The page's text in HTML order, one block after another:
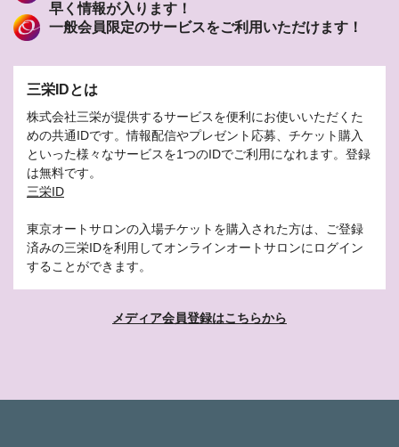
早く情報が入ります！
一般会員限定のサービスをご利用いただけます！
三栄IDとは
株式会社三栄が提供するサービスを便利にお使いいただくた
めの共通IDです。情報配信やプレゼント応募、チケット購入
といった様々なサービスを1つのIDでご利用になれます。登録
は無料です。
三栄ID
東京オートサロンの入場チケットを購入された方は、ご登録
済みの三栄IDを利用してオンラインオートサロンにログイン
することができます。
メディア会員登録はこちらから